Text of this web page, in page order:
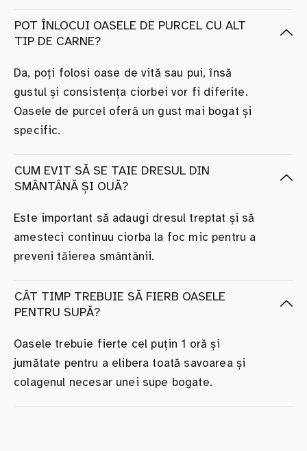
POT ÎNLOCUI OASELE DE PURCEL CU ALT
TIP DE CARNE?
Da, poți folosi oase de vită sau pui, însă
gustul și consistența ciorbei vor fi diferite.
Oasele de purcel oferă un gust mai bogat și
specific.
CUM EVIT SĂ SE TAIE DRESUL DIN
SMÂNTÂNĂ ȘI OUĂ?
Este important să adaugi dresul treptat și să
amesteci continuu ciorba la foc mic pentru a
preveni tăierea smântânii.
CÂT TIMP TREBUIE SĂ FIERB OASELE
PENTRU SUPĂ?
Oasele trebuie fierte cel puțin 1 oră și
jumătate pentru a elibera toată savoarea și
colagenul necesar unei supe bogate.